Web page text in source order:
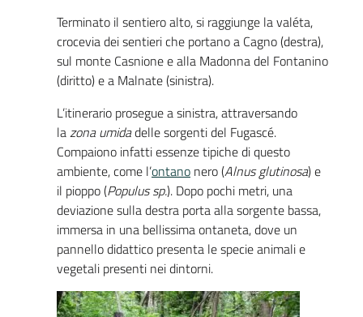
Terminato il sentiero alto, si raggiunge la valéta,
crocevia dei sentieri che portano a Cagno (destra),
sul monte Casnione e alla Madonna del Fontanino
(diritto) e a Malnate (sinistra).
L’itinerario prosegue a sinistra, attraversando
lazona umidadelle sorgenti del Fugascé.
Compaiono infatti essenze tipiche di questo
ambiente, come l’ontano nero (Alnus glutinosa) e
il pioppo (Populus sp.). Dopo pochi metri, una
deviazione sulla destra porta alla sorgente bassa,
immersa in una bellissima ontaneta, dove un
pannello didattico presenta le specie animali e
vegetali presenti nei dintorni.